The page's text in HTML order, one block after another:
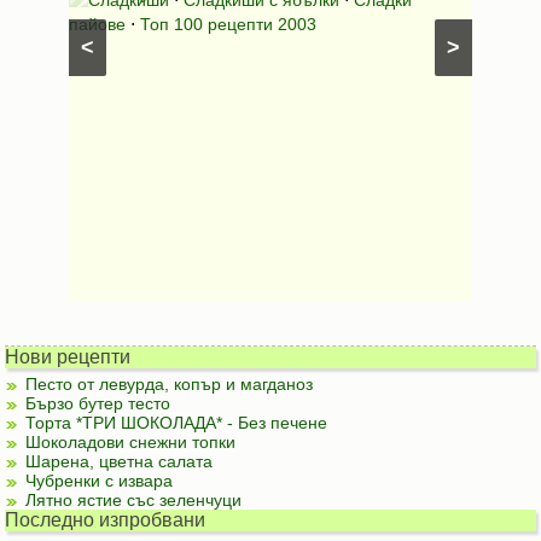
>
<
пайове ⋅ Топ 100 рецепти 2003
Нови рецепти
Песто от левурда, копър и магданоз
Бързо бутер тесто
Торта *ТРИ ШОКОЛАДА* - Без печене
Шоколадови снежни топки
Шарена, цветна салата
Чубренки с извара
Лятно ястие със зеленчуци
Последно изпробвани